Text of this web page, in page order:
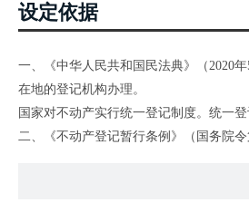
设定依据
一、《中华人民共和国民法典》（2020
在地的登记机构办理。
国家对不动产实行统一登记制度。统一
二、《不动产登记暂行条例》（国务院